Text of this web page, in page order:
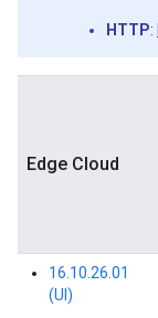
HTTP:
Edge Cloud
16.10.26.01
(UI)